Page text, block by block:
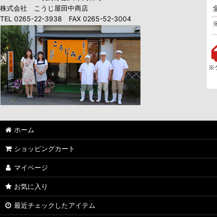
株式会社 こうじ屋田中商店
TEL 0265-22-3938 FAX 0265-52-3004
ホーム
ショッピングカート
マイページ
お気に入り
最近チェックしたアイテム